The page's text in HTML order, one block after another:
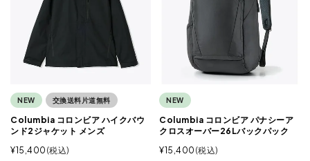
NEW 交換送料片道無料
Columbia コロンビア ハイクバウ
ンド2ジャケット メンズ
¥15,400 税込
NEW
Columbia コロンビア パナシーア
クロスオーバー26Lバックパック
¥15,400 税込